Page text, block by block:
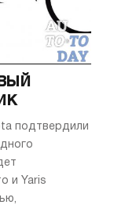
подтвердили
и Yaris